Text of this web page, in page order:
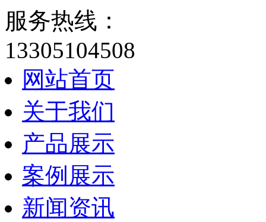
服务热线：
13305104508
网站首页
关于我们
产品展示
案例展示
新闻资讯